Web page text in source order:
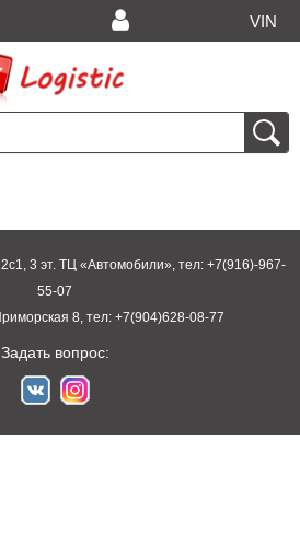
VIN
3 эт. ТЦ «Автомобили», тел: +7(916)-967-
55-07
8, тел: +7(904)628-08-77
Задать вопрос: